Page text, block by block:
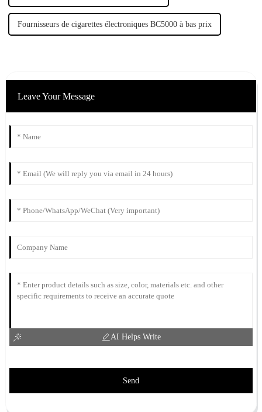
Fournisseurs de cigarettes électroniques BC5000 à bas prix
Leave Your Message
AI Helps Write
Send